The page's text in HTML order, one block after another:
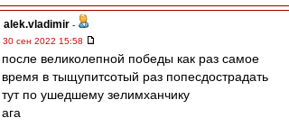
alek.vladimir -
30 сен 2022 15:58
после великолепной победы как раз самое
время в тыщупитсотый раз попесдострадать
тут по ушедшему зелимханчику
ага